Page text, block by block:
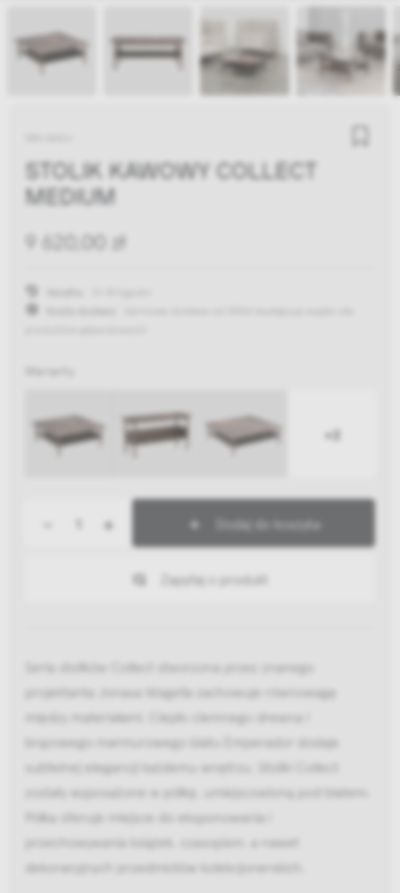
STOLIK KAWOWY COLLECT
MEDIUM
9 620,00 zł
Warianty
+2
+ Dodaj do koszyka
Zapytaj o produkt
Seria stolików Collect stworzona przez znanego
projektanta Jonasa Wagella zachowuje równowagę
między materiałami. Ciepło ciemnego drewna i
brązowego marmurowego blatu Emperador dodaje
subtelnej elegancji każdemu wnętrzu. Stoliki Collect
zostały wyposażone w półkę, umiejscowioną pod blatem.
Półka oferuje miejsce do eksponowania i
przechowywania książek, czasopism, a nawet
dekoracyjnych przedmiotów kolekcjonerskich.